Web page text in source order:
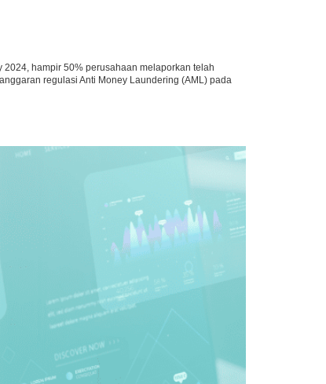
hampir 50% perusahaan melaporkan telah
regulasi Anti Money Laundering (AML) pada